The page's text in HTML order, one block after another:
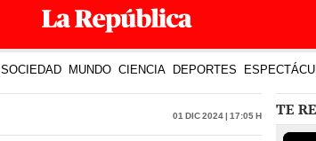
SOCIEDAD MUNDO CIENCIA DEPORTES
01 Dic 2024 | 17:05 h TE